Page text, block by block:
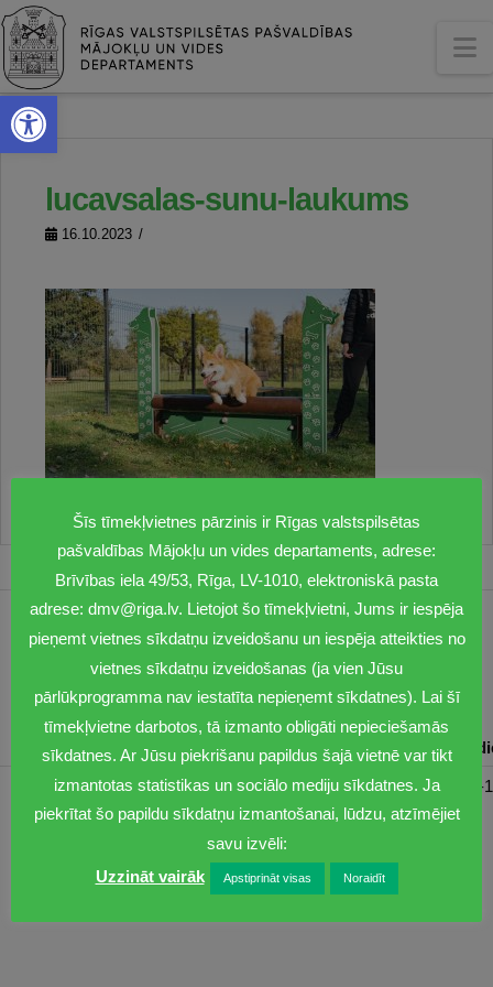
Open toolbar
lucavsalas-sunu-laukums
16.10.2023
1201
dmv@riga.lv
Pirmdiena Otrdiena Trešdiena Ceturtdiena
08:30-17:00 08:00-17:00 08:00-17:00 08:00-17:00 08:00-
Šīs tīmekļvietnes pārzinis ir Rīgas valstspilsētas
pašvaldības Mājokļu un vides departaments, adrese:
Brīvības iela 49/53, Rīga, LV-1010, elektroniskā pasta
adrese: dmv@riga.lv. Lietojot šo tīmekļvietni, Jums ir iespēja
pieņemt vietnes sīkdatņu izveidošanu un iespēja atteikties no
vietnes sīkdatņu izveidošanas (ja vien Jūsu
pārlūkprogramma nav iestatīta nepieņemt sīkdatnes). Lai šī
tīmekļvietne darbotos, tā izmanto obligāti nepieciešamās
sīkdatnes. Ar Jūsu piekrišanu papildus šajā vietnē var tikt
izmantotas statistikas un sociālo mediju sīkdatnes. Ja
piekrītat šo papildu sīkdatņu izmantošanai, lūdzu, atzīmējiet
savu izvēli:
Uzzināt vairāk
Apstiprināt visas Noraidīt